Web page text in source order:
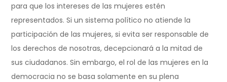
para que los intereses de las mujeres estén
representados. Si un sistema político no atiende la
participación de las mujeres, si evita ser responsable de
los derechos de nosotras, decepcionará a la mitad de
sus ciudadanos. Sin embargo, el rol de las mujeres en la
democracia no se basa solamente en su plena